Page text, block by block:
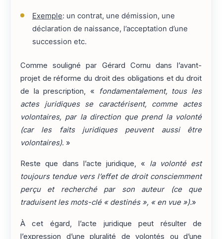
Exemple: un contrat, une démission, une
déclaration de naissance, l’acceptation d’une
succession etc.
Comme souligné par Gérard Cornu dans l’avant-
projet de réforme du droit des obligations et du droit
de la prescription, « fondamentalement, tous les
actes juridiques se caractérisent, comme actes
volontaires, par la direction que prend la volonté
(car les faits juridiques peuvent aussi être
volontaires). »
Reste que dans l’acte juridique, « la volonté est
toujours tendue vers l’effet de droit consciemment
perçu et recherché par son auteur (ce que
traduisent les mots-clé « destinés », « en vue »).»
À cet égard, l’acte juridique peut résulter de
l’expression d’une pluralité de volontés ou d’une